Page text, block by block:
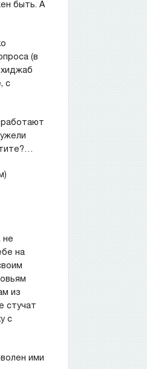
быть. А
(в
с
не
на
из
стучат
с
ими